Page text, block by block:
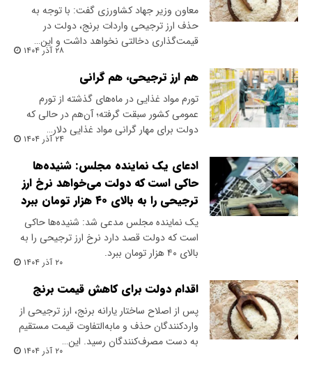
معاون وزیر جهاد کشاورزی گفت: با توجه به
حذف ارز ترجیحی واردات برنج، دولت در
قیمت‌گذاری دخالتی نخواهد داشت و این…
۲۸ آذر ۱۴۰۴
هم ارز ترجیحی‌، هم گرانی
تورم مواد غذایی در ماه‌های گذشته از تورم
عمومی کشور سبقت گرفته‌؛ آن‌هم در حالی که
دولت برای مهار گرانی مواد غذایی دلار…
۲۴ آذر ۱۴۰۴
ادعای یک نماینده مجلس: شنیده‌ها
حاکی است که دولت می‌خواهد نرخ ارز
ترجیحی را به بالای ۴۰ هزار تومان ببرد
یک نماینده مجلس مدعی شد: شنیده‌ها حاکی
است که دولت قصد دارد نرخ ارز ترجیحی را به
بالای ۴۰ هزار تومان ببرد.
۲۰ آذر ۱۴۰۴
اقدام دولت برای کاهش قیمت برنج
پس از اصلاح ساختار یارانه برنج، ارز ترجیحی از
واردکنندگان حذف و مابه‌التفاوت قیمت مستقیم
به دست مصرف‌کنندگان رسید. این…
۲۰ آذر ۱۴۰۴